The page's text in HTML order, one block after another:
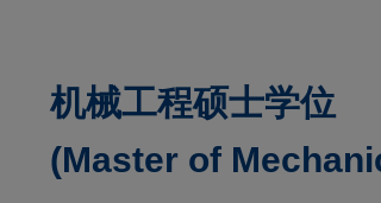
机械工程硕士学位
(Master of